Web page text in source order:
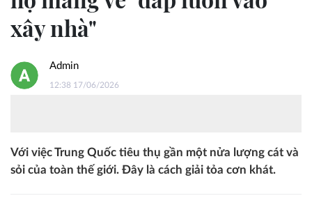
xây nhà"
Admin
12:38 17/06/2026
Với việc Trung Quốc tiêu thụ gần một nửa lượng cát và
sỏi của toàn thế giới. Đây là cách giải tỏa cơn khát.